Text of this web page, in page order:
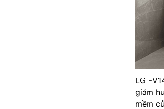
LG
giảm
mềm